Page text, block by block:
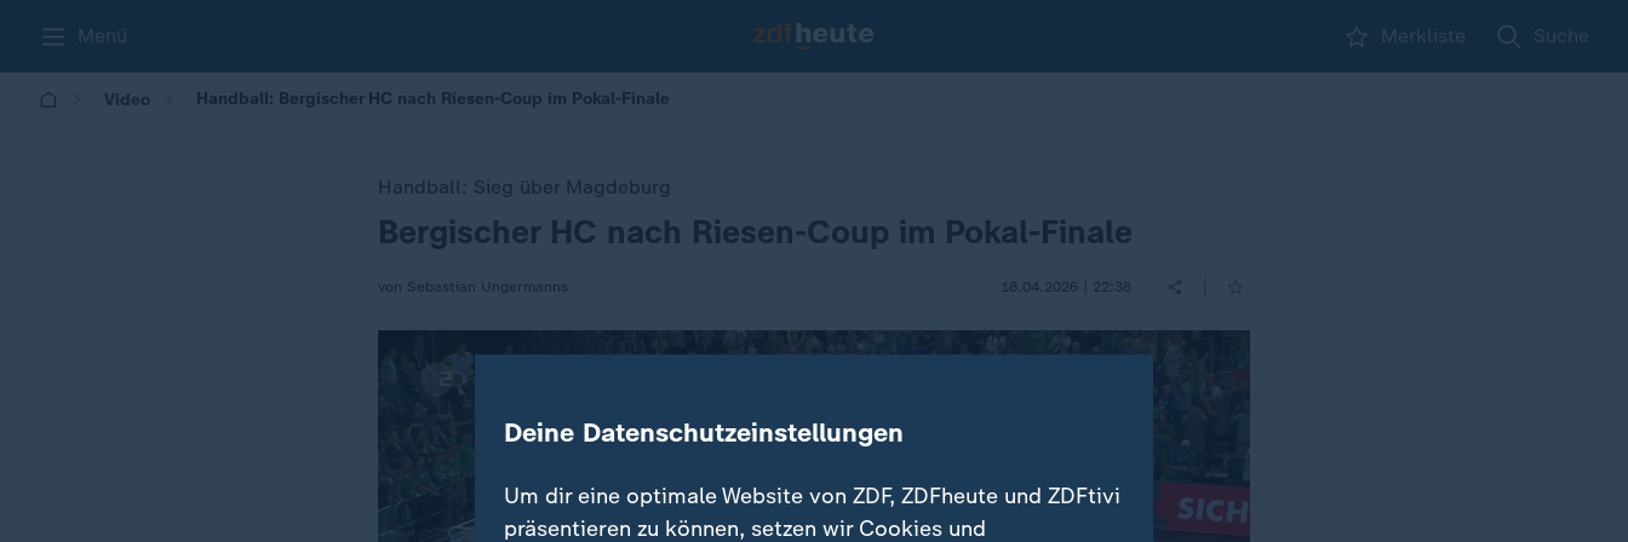
Menü Merkliste Suche
Video Handball: Bergischer HC nach Riesen-Coup im Pokal-Finale
Handball: Sieg über Magdeburg
:Bergischer HC nach Riesen-Coup im Pokal-Finale
von Sebastian Ungermanns 18.04.2026 | 22:38
Deine Datenschutzeinstellungen
Um dir eine optimale Website von ZDF, ZDFheute und ZDFtivi
präsentieren zu können, setzen wir Cookies und